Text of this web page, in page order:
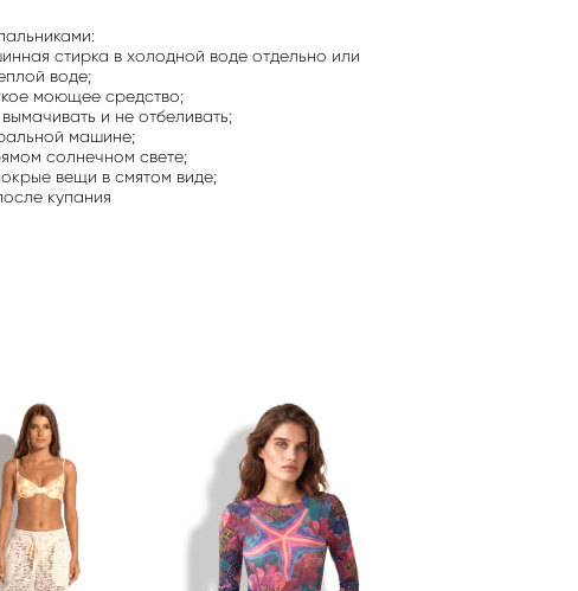
стирка в холодной воде отдельно или
воде;
моющее средство;
и не отбеливать;
машине;
солнечном свете;
вещи в смятом виде;
купания